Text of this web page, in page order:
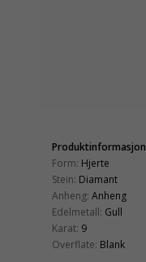
Produktinformasjon
Form: Hjerte
Stein: Diamant
Anheng: Anheng
Edelmetall: Gull
Karat: 9
Overflate: Blank